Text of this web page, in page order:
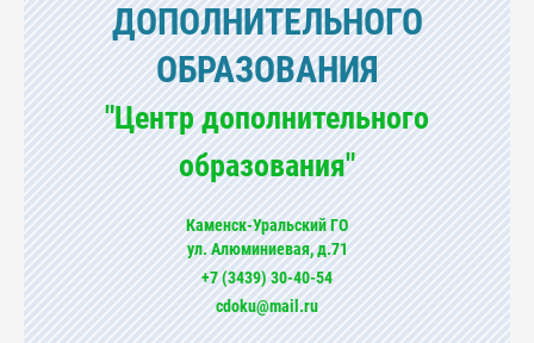
ДОПОЛНИТЕЛЬНОГО
ОБРАЗОВАНИЯ
"Центр дополнительного
образования"
Каменск-Уральский ГО
ул. Алюминиевая, д.71
+7 (3439) 30-40-54
cdoku@mail.ru